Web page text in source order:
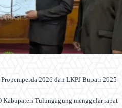
2026 dan LKPJ Bupati 2025
Tulungagung menggelar rapat